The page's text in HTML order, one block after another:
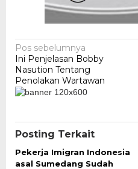
Navigasi
pos
Pos sebelumnya
Ini Penjelasan Bobby
Nasution Tentang
Penolakan Wartawan
Posting Terkait
Pekerja Imigran Indonesia
asal Sumedang Sudah